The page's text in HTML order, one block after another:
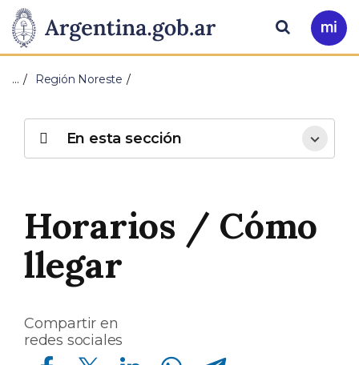
Presidencia
de
Nación
Pasar al contenido principal
Ir
a
Buscar
… Región Noreste
Horarios / Cómo
llegar
Compartir en
redes sociales
Compartir en Facebook Compartir en Twitter Compartir en Linkedin Compartir en Whatsapp Compartir en Telegram
En esta sección